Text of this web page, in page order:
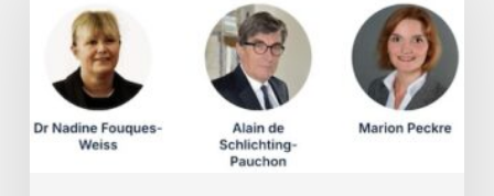
grand
merci
pour
votre
confiance
renouvelée!